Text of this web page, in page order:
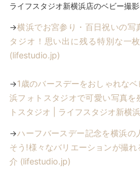
ライフスタジオ新横浜店のベビー撮
→横浜でお宮参り・百日祝いの写
タジオ！思い出に残る特別な一
(lifestudio.jp)
→1歳のバースデーをおしゃれな
浜フォトスタジオで可愛い写真
トスタジオ | ライフスタジオ新横
→ハーフバースデー記念を横浜の
そう!様々なバリエーションが撮
介 (lifestudio.jp)